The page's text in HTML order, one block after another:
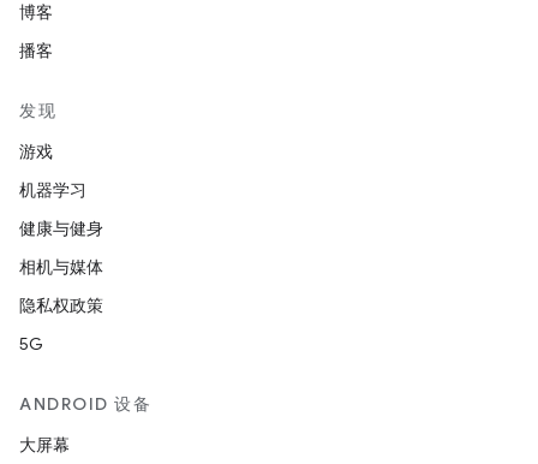
博客
播客
发现
游戏
机器学习
健康与健身
相机与媒体
隐私权政策
5G
ANDROID 设备
大屏幕